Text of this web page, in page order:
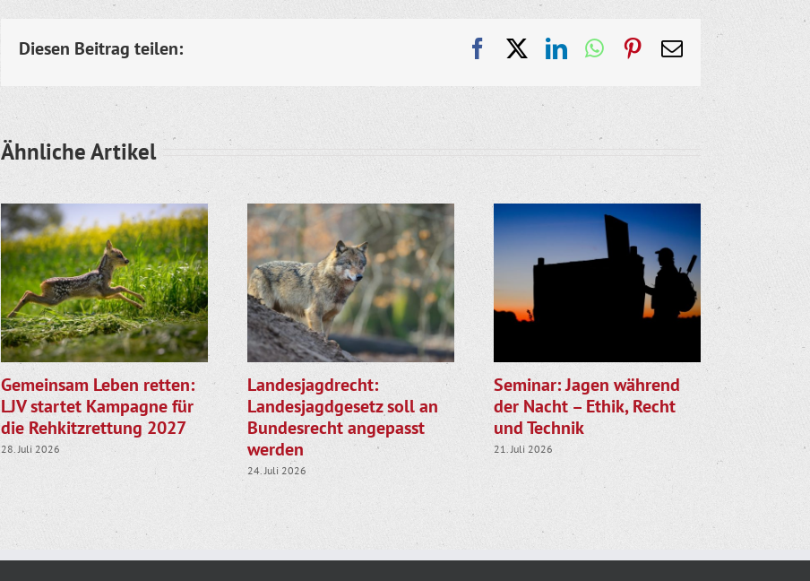
Diesen Beitrag teilen: FacebookLinkedInWhatsApp
Pinterest
E-
Ähnliche Artikel
Gemeinsam Leben retten:
LJV startet Kampagne für
die Rehkitzrettung 2027
28. Juli 2026
Landesjagdrecht:
Landesjagdgesetz soll an
Bundesrecht angepasst
werden
24. Juli 2026
Seminar: Jagen während
der Nacht – Ethik, Recht
und Technik
21. Juli 2026 28. Juli 2026